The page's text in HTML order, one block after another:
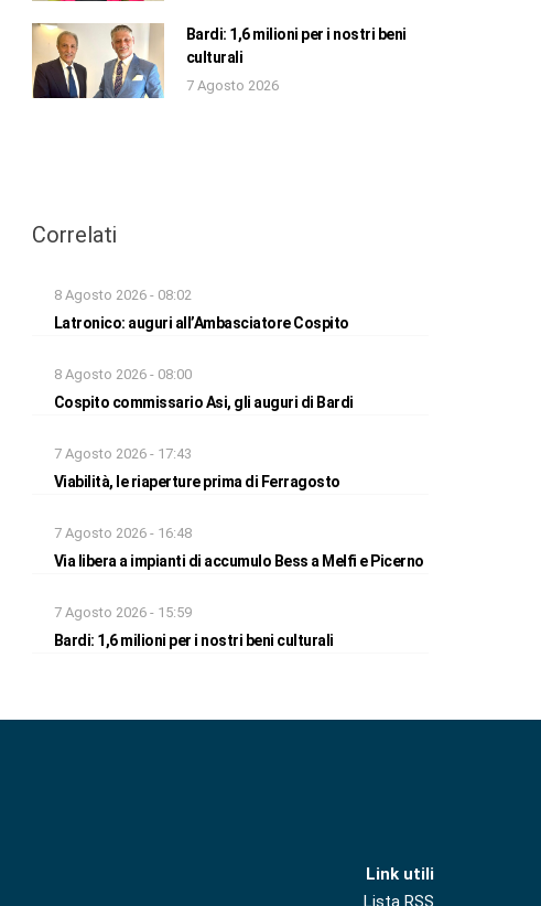
Bardi: 1,6 milioni per i nostri beni
culturali
7 Agosto 2026
Correlati
8 Agosto 2026 - 08:02
Latronico: auguri all’Ambasciatore Cospito
8 Agosto 2026 - 08:00
Cospito commissario Asi, gli auguri di Bardi
7 Agosto 2026 - 17:43
Viabilità, le riaperture prima di Ferragosto
7 Agosto 2026 - 16:48
Via libera a impianti di accumulo Bess a Melfi e Picerno
7 Agosto 2026 - 15:59
Bardi: 1,6 milioni per i nostri beni culturali
Link utili
Lista RSS